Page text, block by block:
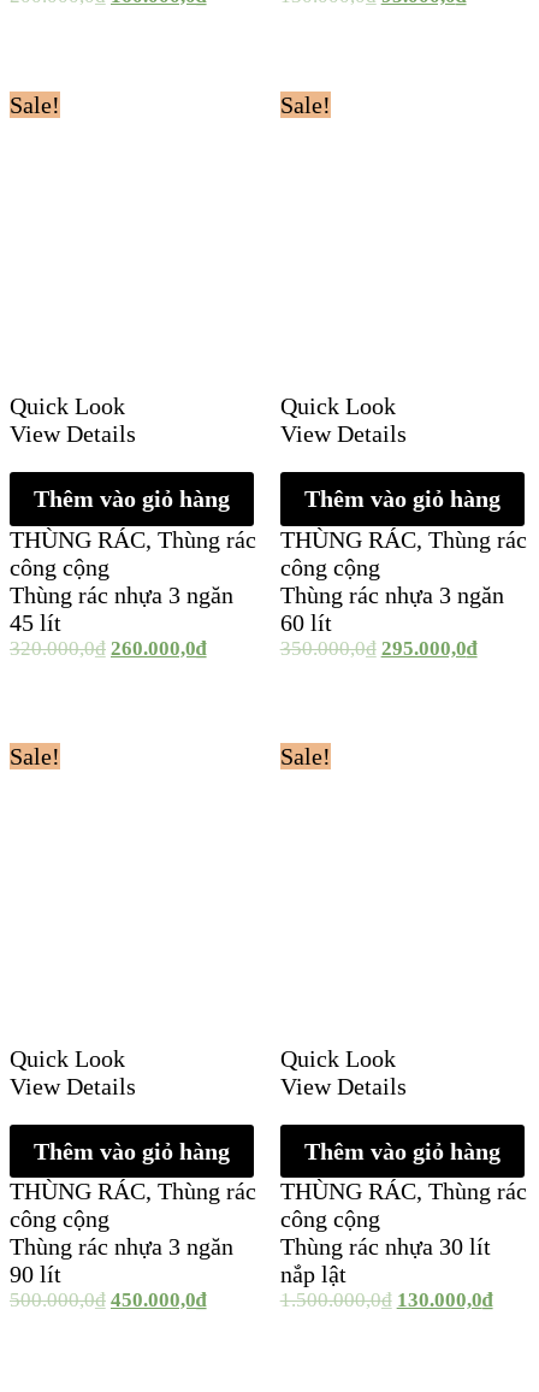
Sale!
Quick Look
View Details
Thêm vào giỏ hàng
THÙNG RÁC, Thùng rác
công cộng
Thùng rác nhựa 3 ngăn
45 lít
320.000,0₫ 260.000,0₫
Sale!
Quick Look
View Details
Thêm vào giỏ hàng
THÙNG RÁC, Thùng rác
công cộng
Thùng rác nhựa 3 ngăn
60 lít
350.000,0₫ 295.000,0₫
Sale!
Quick Look
View Details
Thêm vào giỏ hàng
THÙNG RÁC, Thùng rác
công cộng
Thùng rác nhựa 3 ngăn
90 lít
500.000,0₫ 450.000,0₫
Sale!
Quick Look
View Details
Thêm vào giỏ hàng
THÙNG RÁC, Thùng rác
công cộng
Thùng rác nhựa 30 lít
nắp lật
1.500.000,0₫ 130.000,0₫